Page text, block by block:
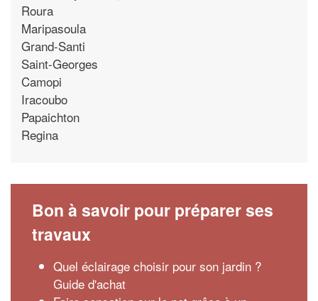
Roura
Maripasoula
Grand-Santi
Saint-Georges
Camopi
Iracoubo
Papaichton
Regina
Bon à savoir pour préparer ses
travaux
Quel éclairage choisir pour son jardin ?
Guide d'achat